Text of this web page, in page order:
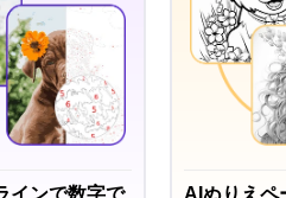
インで数字で
AIぬりえペ